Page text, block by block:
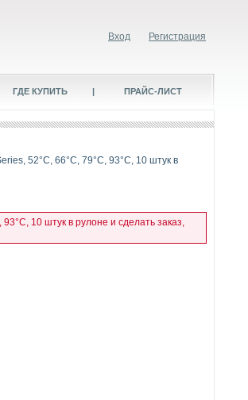
Вход Регистрация
ГДЕ КУПИТЬ | ПРАЙС-ЛИСТ
52°C, 66°C, 79°C, 93°C, 10 штук в
10 штук в рулоне и сделать заказ,